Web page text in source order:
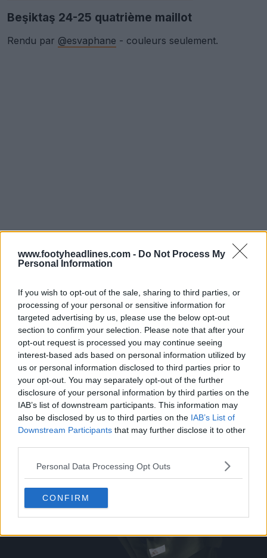
www.footyheadlines.com - Do Not Process My
Personal Information
If you wish to opt-out of the sale, sharing to third parties, or
processing of your personal or sensitive information for
targeted advertising by us, please use the below opt-out
section to confirm your selection. Please note that after your
opt-out request is processed you may continue seeing
interest-based ads based on personal information utilized by
us or personal information disclosed to third parties prior to
your opt-out. You may separately opt-out of the further
disclosure of your personal information by third parties on the
IAB’s list of downstream participants. This information may
also be disclosed by us to third parties on the IAB’s List of
Downstream Participants that may further disclose it to other
Personal Data Processing Opt Outs
CONFIRM
Beşiktaş 24-25 quatrième maillot
Rendu par @esvaphane - couleurs seulement.